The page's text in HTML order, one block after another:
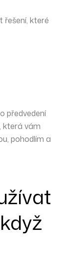
řešení, které
předvedení
která vám
pohodlím a